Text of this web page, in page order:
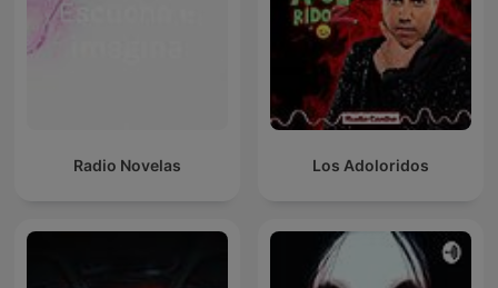
Radio Novelas Los Adoloridos